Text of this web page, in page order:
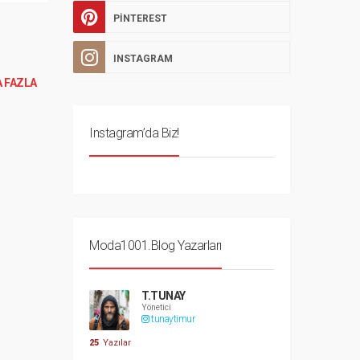
FAZLA
PINTEREST
INSTAGRAM
Instagram’da Biz!
Moda1001.Blog Yazarları
T.TUNAY
Yönetici
tunaytimur
25 Yazılar